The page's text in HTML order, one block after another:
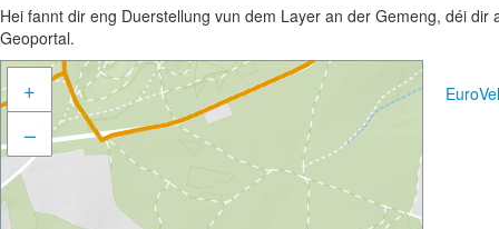
Hei fannt dir eng Duerstellung vun dem Layer an der Gemeng, déi
Geoportal.
+
–